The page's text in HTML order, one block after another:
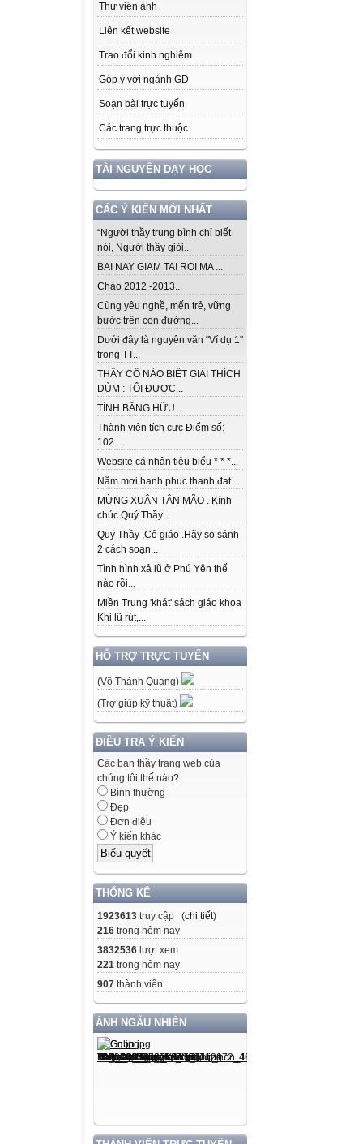
Thư viện ảnh
Liên kết website
Trao đổi kinh nghiệm
Góp ý với ngành GD
Soạn bài trực tuyến
Các trang trực thuộc
TÀI NGUYÊN DẠY HỌC
CÁC Ý KIẾN MỚI NHẤT
“Người thầy trung bình chỉ biết
nói, Người thầy giỏi...
BAI NAY GIAM TAI ROI MA ...
Chào 2012 -2013...
Cùng yêu nghề, mến trẻ, vững
bước trên con đường...
Dưới đây là nguyên văn "Ví dụ 1"
trong TT...
THẦY CÔ NÀO BIẾT GIẢI THÍCH
DÙM : TÔI ĐƯỢC...
TÌNH BẰNG HỮU...
Thành viên tích cực Điểm số:
102 ...
Website cá nhân tiêu biểu * * *...
Năm mơi hanh phuc thanh đat...
MỪNG XUÂN TÂN MÃO . Kính
chúc Quý Thầy...
Quý Thầy ,Cô giáo .Hãy so sánh
2 cách soạn...
Tình hình xả lũ ở Phú Yên thế
nào rồi...
Miền Trung 'khát' sách giáo khoa
Khi lũ rút,...
HỖ TRỢ TRỰC TUYẾN
(Võ Thành Quang)
(Trợ giúp kỹ thuật)
ĐIỀU TRA Ý KIẾN
Các bạn thầy trang web của
chúng tôi thế nào?
Bình thường
Đẹp
Đơn điệu
Ý kiến khác
THỐNG KÊ
1923613 truy cập (chi tiết)
216 trong hôm nay
3832536 lượt xem
221 trong hôm nay
907 thành viên
ẢNH NGẪU NHIÊN